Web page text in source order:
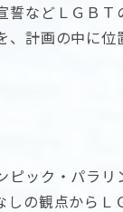
誓などＬＧＢＴ
、計画の中に位
ピック・パラリ
しの観点からＬ